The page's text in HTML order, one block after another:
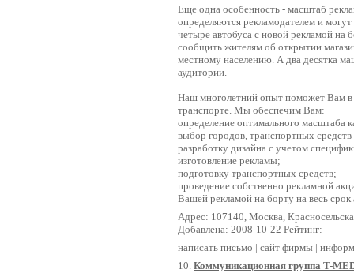
Еще одна особенность - масштаб
определяются рекламодателем и
четыре автобуса с новой рекламой на
сообщить жителям об открытии
местному населению. А два десятка
аудитории.
Наш многолетний опыт поможет Вам в
транспорте. Мы обеспечим Вам:
определение оптимального масштаба
выбор городов, транспортных
разработку дизайна с учетом
изготовление рекламы;
подготовку транспортных средств;
проведение собственно рекламной
Вашей рекламой на борту на весь срок
Адрес: 107140, Москва,
Добавлена: 2008-10-22 Рейтинг:
написать письмо | сайт фирмы |
10. Коммуникационная группа T-